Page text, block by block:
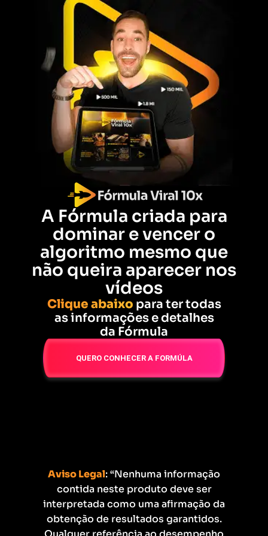
A Fórmula criada para
dominar e vencer o
algoritmo mesmo que
não queira aparecer nos
vídeos
Clique abaixo para ter todas
as informações e detalhes
da Fórmula
QUERO CONHECER A FORMÚLA
Aviso Legal: “Nenhuma informação
contida neste produto deve ser
interpretada como uma afirmação da
obtenção de resultados garantidos.